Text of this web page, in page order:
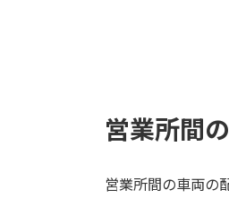
営業所間
営業所間の車両の